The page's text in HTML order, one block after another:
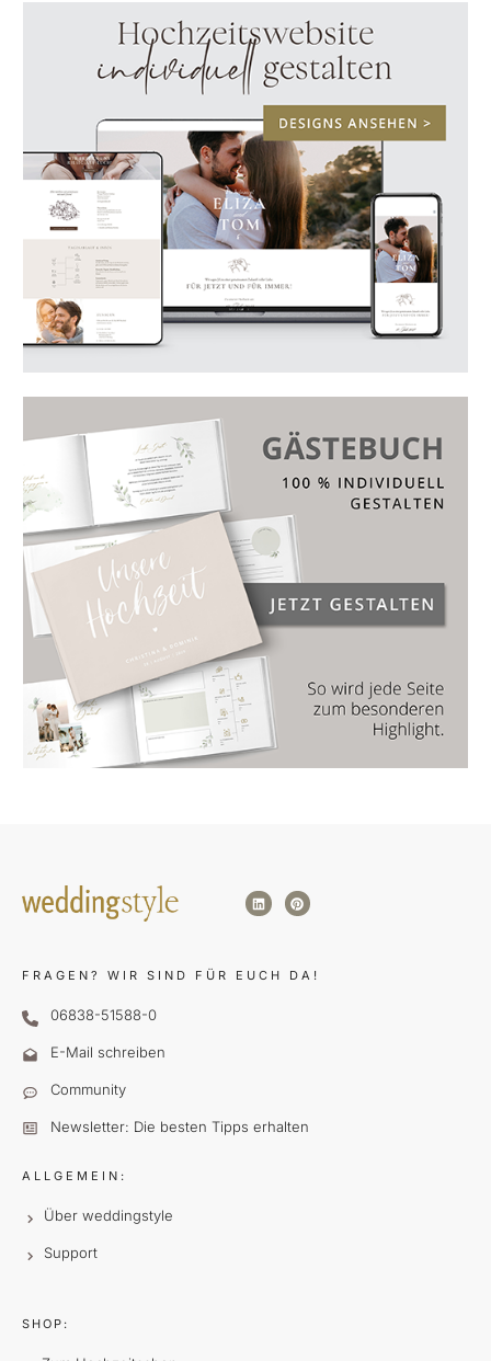
FRAGEN? WIR SIND FÜR EUCH DA!
06838-51588-0
E-Mail schreiben
Community
Newsletter: Die besten Tipps erhalten
ALLGEMEIN:
Über weddingstyle
Support
SHOP: